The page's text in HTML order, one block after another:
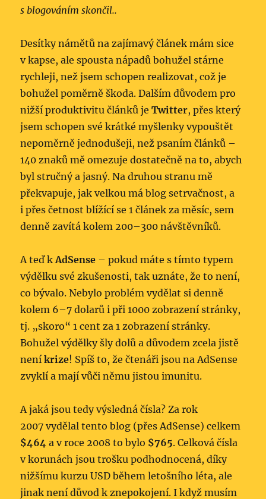
s blogováním skončil..
Desítky námětů na zajímavý článek mám sice
v kapse, ale spousta nápadů bohužel stárne
rychleji, než jsem schopen realizovat, což je
bohužel poměrně škoda. Dalším důvodem pro
nižší produktivitu článků jeTwitter, přes který
jsem schopen své krátké myšlenky vypouštět
nepoměrně jednodušeji, než psaním článků –
140 znaků mě omezuje dostatečně na to, abych
byl stručný a jasný. Na druhou stranu mě
překvapuje, jak velkou má blog setrvačnost, a
i přes četnost blížící se 1 článek za měsíc, sem
denně zavítá kolem 200–300 návštěvníků.
A teď kAdSense – pokud máte s tímto typem
výdělku své zkušenosti, tak uznáte, že to není,
co bývalo. Nebylo problém vydělat si denně
kolem 6–7 dolarů i při 1000 zobrazení stránky,
tj. „skoro“ 1 cent za 1 zobrazení stránky.
Bohužel výdělky šly dolů a důvodem zcela jistě
neníkrize! Spíš to, že čtenáři jsou na AdSense
zvyklí a mají vůči němu jistou imunitu.
A jaká jsou tedy výsledná čísla? Za rok
2007 vydělal tento blog (přes AdSense) celkem
$464 a v roce 2008 to bylo $765. Celková čísla
v korunách jsou trošku podhodnocená, díky
nižšímu kurzu USD během letošního léta, ale
jinak není důvod k znepokojení. I když musím